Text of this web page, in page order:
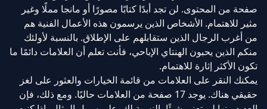
صفحة من المحتوى. لن تجد أبدًا كتابًا مصورًا أو مانجا مملًا وغير
مثير للاهتمام. الأشخاص الذين يرسمون هذه الأعمال الفنية هم
من أغرب الرجال الذين ستقابلهم على الإطلاق. بالنسبة لأولئك
منكم الذين يحبون الهنتاي الإباحي، فأنت تعلم أن العلامات دائمًا ما
تكون الأكثر إثارة للاهتمام.
يمكنك النقر على العلامات من قائمة الخيارات والعثور على لغز
حقيقي هناك. يوجد 17 صفحة من العلامات حاليًا. ومع ذلك، فإن